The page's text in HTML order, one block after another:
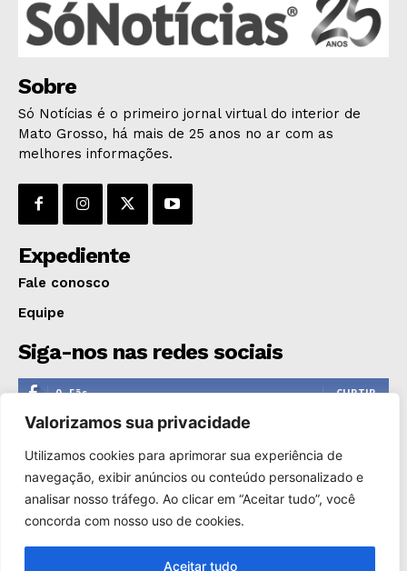
EDUCAÇÃO
SAÚDE
ÚLTIMAS NOTÍCIAS
Valorizamos sua privacidade
Utilizamos cookies para aprimorar sua experiência de
navegação, exibir anúncios ou conteúdo personalizado e
analisar nosso tráfego. Ao clicar em “Aceitar tudo”, você
concorda com nosso uso de cookies.
Aceitar tudo
Sobre
Só Notícias é o primeiro jornal virtual do interior de
Mato Grosso, há mais de 25 anos no ar com as
melhores informações.
Expediente
Fale conosco
Equipe
Siga-nos nas redes sociais
0 Fãs CURTIR
0 Seguidores
1,110 Seguidores SEGUIR
0 Inscritos INSCREVER